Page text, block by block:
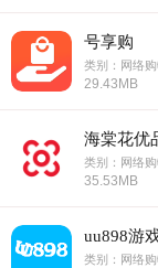
号享购
类别：网络购
29.43MB
海棠花优
类别：网络购
35.53MB
uu898游
类别：网络购